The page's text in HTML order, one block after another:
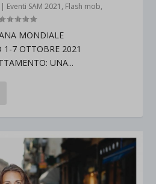
| Eventi SAM 2021 , Flash mob,
MONDIALE
1-7 OTTOBRE 2021
UNA...